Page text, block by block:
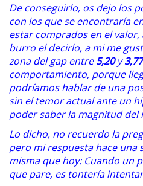
De conseguirlo, os dejo los
con los que se encontraría
estar comprados en el valor,
burro el decirlo, a mi me
zona del gap entre5,20y3,77
comportamiento, porque
podríamos hablar de una
sin el temor actual ante un
poder saber la magnitud del
Lo dicho, no recuerdo la
pero mi respuesta hace una
misma que hoy: Cuando un
que pare, es tontería